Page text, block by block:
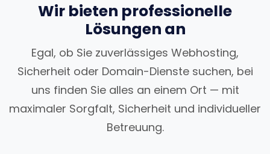
Wir bieten professionelle
Lösungen an
Egal, ob Sie zuverlässiges Webhosting,
Sicherheit oder Domain-Dienste suchen, bei
uns finden Sie alles an einem Ort — mit
maximaler Sorgfalt, Sicherheit und individueller
Betreuung.